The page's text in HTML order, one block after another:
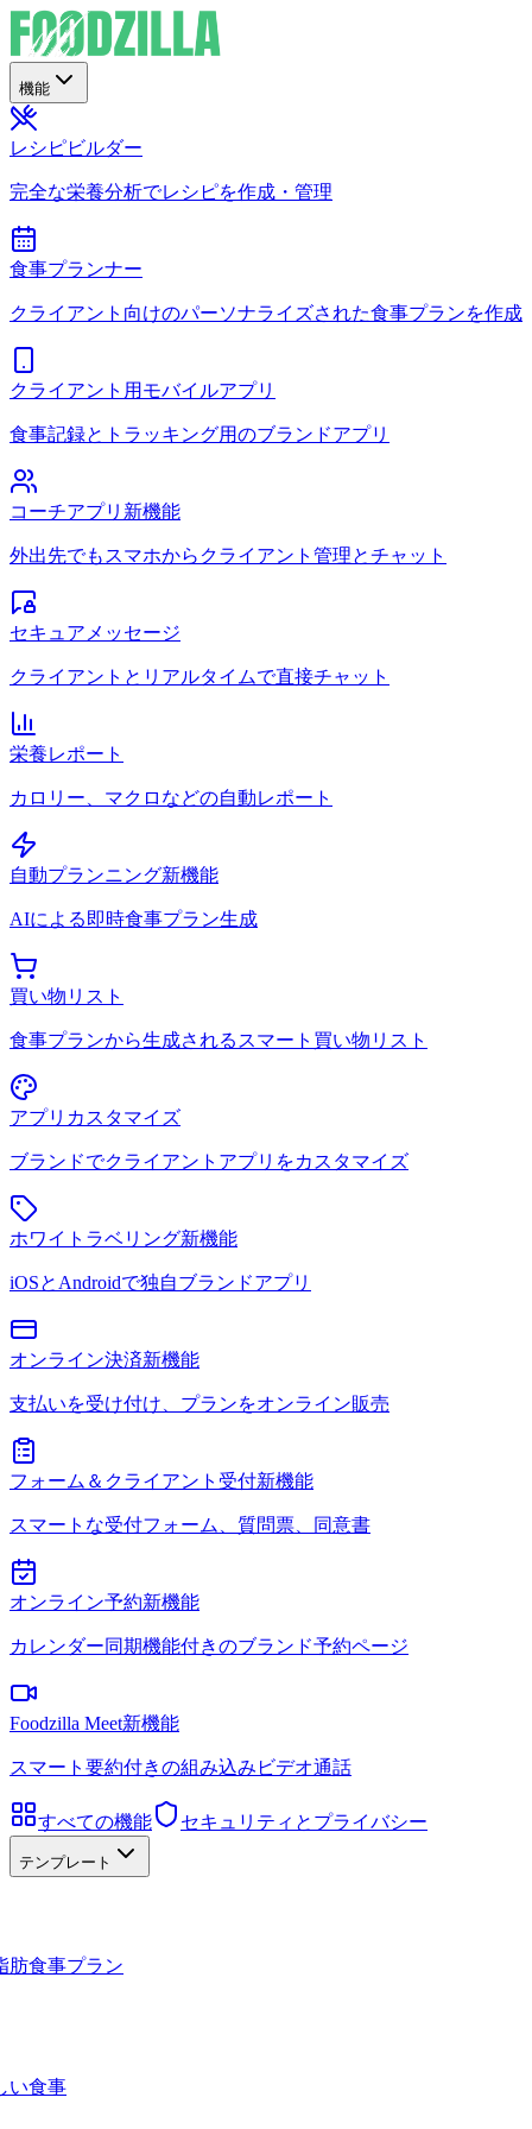
機能
レシピビルダー
完全な栄養分析でレシピを作成・管理
食事プランナー
クライアント向けのパーソナライズされた食事プランを作成
クライアント用モバイルアプリ
食事記録とトラッキング用のブランドアプリ
コーチアプリ 新機能
外出先でもスマホからクライアント管理とチャット
セキュアメッセージ
クライアントとリアルタイムで直接チャット
栄養レポート
カロリー、マクロなどの自動レポート
自動プランニング新機能
AIによる即時食事プラン生成
買い物リスト
食事プランから生成されるスマート買い物リスト
アプリカスタマイズ
ブランドでクライアントアプリをカスタマイズ
ホワイトラベリング新機能
iOSとAndroidで独自ブランドアプリ
オンライン決済新機能
支払いを受け付け、プランをオンライン販売
フォーム＆クライアント受付新機能
スマートな受付フォーム、質問票、同意書
オンライン予約新機能
カレンダー同期機能付きのブランド予約ページ
Foodzilla Meet新機能
スマート要約付きの組み込みビデオ通話
すべての機能 セキュリティとプライバシー
テンプレート
肪食事プラン
い食事